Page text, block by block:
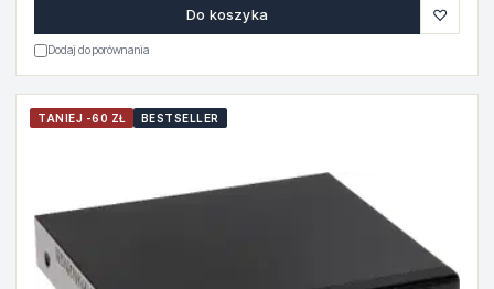
Do koszyka ♡
Dodaj do porównania
TANIEJ -60 ZŁ BESTSELLER